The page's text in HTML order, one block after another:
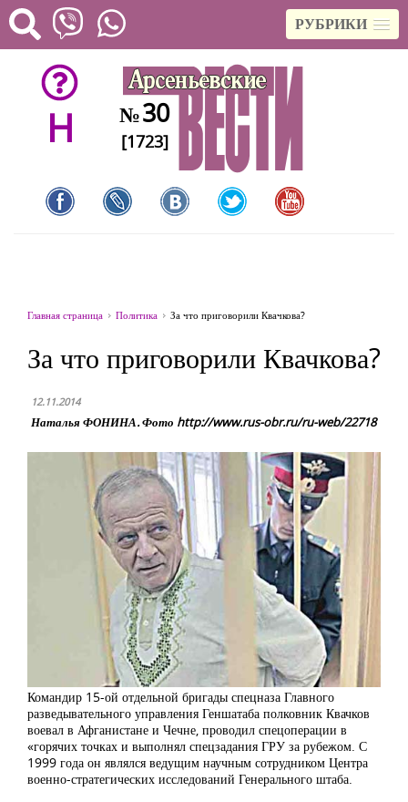
РУБРИКИ
H №30
[1723]
Главная страница Политика За что приговорили Квачкова?
За что приговорили Квачкова?
12.11.2014
Наталья ФОНИНА. Фото http://www.rus-obr.ru/ru-web/22718
Командир 15-ой отдельной бригады спецназа Главного
разведывательного управления Геншатаба полковник Квачков
воевал в Афганистане и Чечне, проводил спецоперации в
«горячих точках и выполнял спецзадания ГРУ за рубежом. С
1999 года он являлся ведущим научным сотрудником Центра
военно-стратегических исследований Генерального штаба.